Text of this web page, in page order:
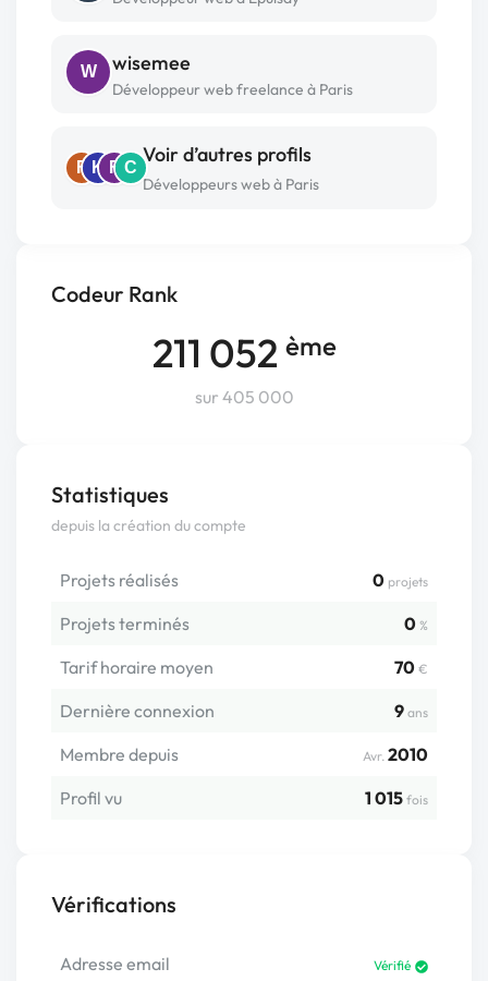
Codeur Rank
211 052 ème
sur 405 000
Statistiques
depuis la création du compte
Projets réalisés 0 projets
Projets terminés 0 %
Tarif horaire moyen 70 €
Dernière connexion 9 ans
Membre depuis Avr. 2010
Profil vu
1 015 fois
Vérifications
Adresse email Vérifié
W wisemee
Développeur web freelance à Paris
F K F C
Voir d’autres profils
Développeurs web à Paris